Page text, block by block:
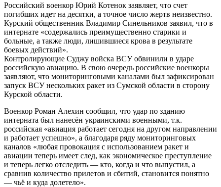
Российский военкор Юрий Котенок заявляет, что счет
погибших идет на десятки, а точное число жертв неизвестно.
Курский общественник Владимир Синельников заявил, что в
интернате «содержались преимущественно старики и
больные, а также люди, лишившиеся крова в результате
боевых действий».
Контролирующие Суджу войска ВСУ обвинили в ударе
российскую авиацию. В свою очередь российские военкоры
заявляют, что мониторинговыми каналами был зафиксирован
запуск ВСУ нескольких ракет из Сумской области в сторону
Курской области.
Военкор Роман Алехин сообщил, что удар по зданию
интерната был нанесён украинскими военными, т.к.
российская «авиация работает сегодня на другом направлении
и работает успешно», а благодаря ряду мониторинговых
каналов «любая провокация с использованием ракет и
авиации теперь имеет след, как экономическое преступление
и теперь легко отследить — кто, когда и что выпустил, а
сравнив количество прилетов и сбитий, становится понятно
— чьё и куда долетело».